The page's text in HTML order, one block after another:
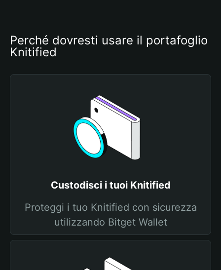
Perché dovresti usare il portafoglio
Knitified
Custodisci i tuoi Knitified
Proteggi i tuo Knitified con sicurezza
utilizzando Bitget Wallet